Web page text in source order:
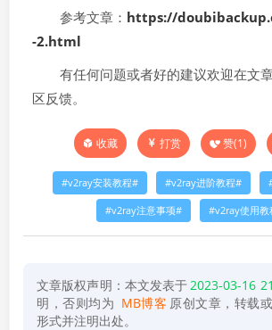
参考文章： https://
-2.html
有任何问题或者好的建议欢迎在文
区反馈。
收藏 打赏 赞(1)
v2ray安装教程 v2ray进阶教程
v2ray注意事项 v2ray使用教
文章版权声明：本文发表于 2023-03-16
明，否则均为 MB博客 原创文章，转载
形式并注明出处。